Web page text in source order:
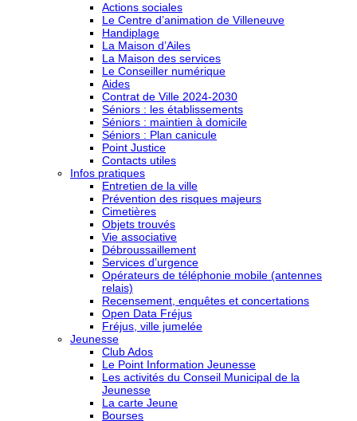
Actions sociales
Le Centre d’animation de Villeneuve
Handiplage
La Maison d’Ailes
La Maison des services
Le Conseiller numérique
Aides
Contrat de Ville 2024-2030
Séniors : les établissements
Séniors : maintien à domicile
Séniors : Plan canicule
Point Justice
Contacts utiles
Infos pratiques
Entretien de la ville
Prévention des risques majeurs
Cimetières
Objets trouvés
Vie associative
Débroussaillement
Services d’urgence
Opérateurs de téléphonie mobile (antennes
relais)
Recensement, enquêtes et concertations
Open Data Fréjus
Fréjus, ville jumelée
Jeunesse
Club Ados
Le Point Information Jeunesse
Les activités du Conseil Municipal de la
Jeunesse
La carte Jeune
Bourses